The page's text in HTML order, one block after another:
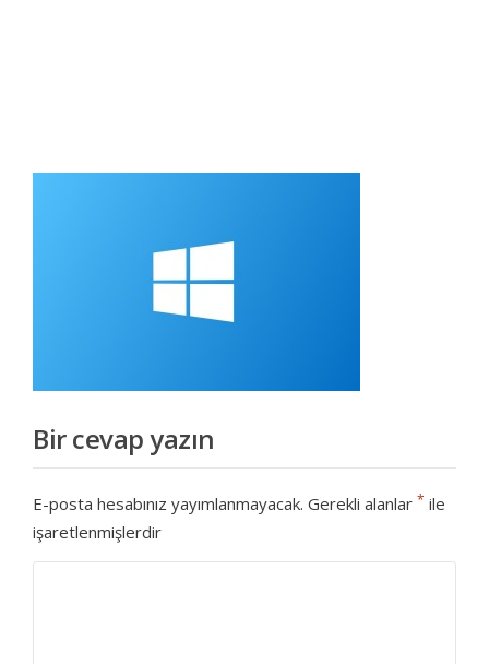
Bir cevap yazın
E-posta hesabınız yayımlanmayacak. Gerekli alanlar * ile
işaretlenmişlerdir